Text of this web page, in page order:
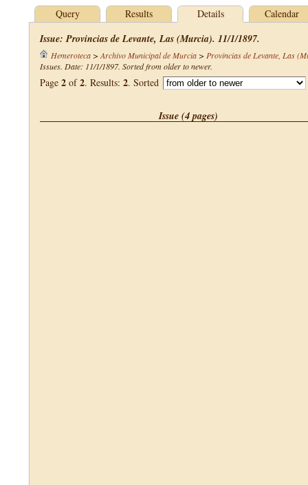
Query Results Details Calendar
Issue: Provincias de Levante, Las (Murcia). 11/1/1897.
Hemeroteca> Archivo Municipal de Murcia> Provincias de Levante, Las
Issues. Date: 11/1/1897. Sorted from older to newer.
Page 2 of2. Results: 2. Sorted
Issue (4 pages)